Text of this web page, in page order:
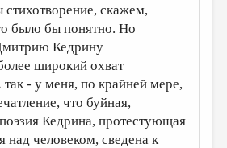
стихотворение, скажем,
было бы понятно. Но
Кедрину
широкий охват
- у меня, по крайней мере,
что буйная,
Кедрина, протестующая
над человеком, сведена к